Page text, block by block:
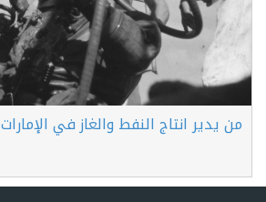
من يدير انتاج النفط والغاز في الإمارات ؟